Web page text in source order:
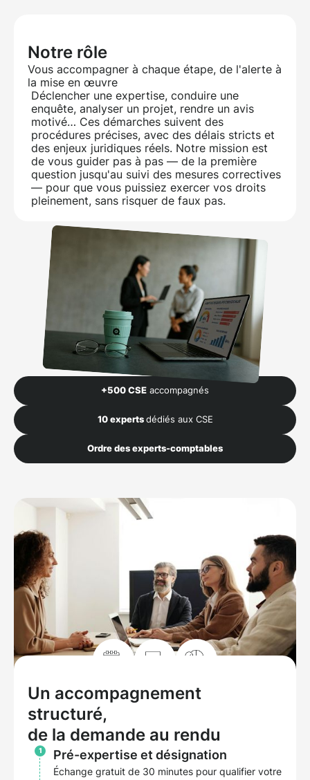
Notre rôle
Vous accompagner à chaque étape, de l'alerte à
la mise en œuvre
Déclencher une expertise, conduire une
enquête, analyser un projet, rendre un avis
motivé… Ces démarches suivent des
procédures précises, avec des délais stricts et
des enjeux juridiques réels. Notre mission est
de vous guider pas à pas — de la première
question jusqu'au suivi des mesures correctives
— pour que vous puissiez exercer vos droits
pleinement, sans risquer de faux pas.
+500 CSE accompagnés
10 experts dédiés aux CSE
Ordre des experts-comptables
Planifier un rendez-vous
Un accompagnement
structuré,
de la demande au rendu
1 Pré-expertise et désignation
Échange gratuit de 30 minutes pour qualifier votre